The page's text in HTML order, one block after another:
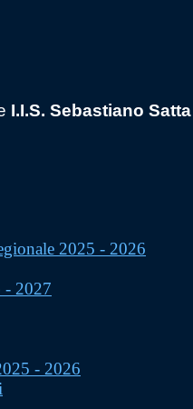
I.I.S. Sebastiano Satta
2025 - 2026
- 2027
- 2026